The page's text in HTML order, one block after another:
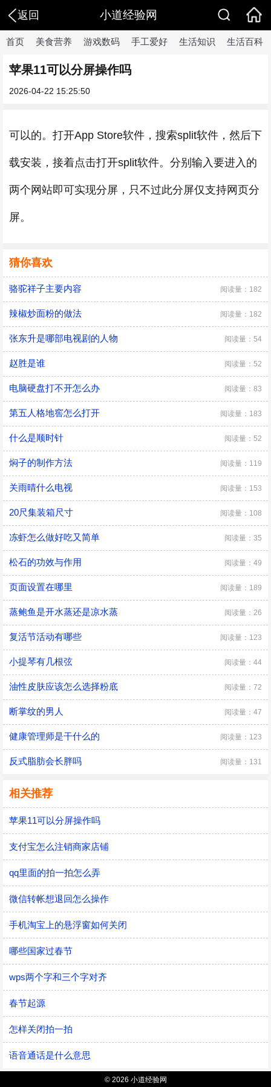
返回 小道经验网
首页 美食营养 游戏数码 手工爱好 生活知识 生活百科
苹果11可以分屏操作吗
2026-04-22 15:25:50
可以的。打开App Store软件，搜索split软件，然后下
载安装，接着点击打开split软件。分别输入要进入的
两个网站即可实现分屏，只不过此分屏仅支持网页分
屏。
猜你喜欢
骆驼祥子主要内容 阅读量：182
辣椒炒面粉的做法 阅读量：182
张东升是哪部电视剧的人物 阅读量：54
赵胜是谁 阅读量：52
电脑硬盘打不开怎么办 阅读量：83
第五人格地窖怎么打开 阅读量：183
什么是顺时针 阅读量：52
焖子的制作方法 阅读量：119
关雨晴什么电视 阅读量：153
20尺集装箱尺寸 阅读量：108
冻虾怎么做好吃又简单 阅读量：35
松石的功效与作用 阅读量：49
页面设置在哪里 阅读量：189
蒸鲍鱼是开水蒸还是凉水蒸 阅读量：26
复活节活动有哪些 阅读量：123
小提琴有几根弦 阅读量：44
油性皮肤应该怎么选择粉底 阅读量：72
断掌纹的男人 阅读量：47
健康管理师是干什么的 阅读量：123
反式脂肪会长胖吗 阅读量：131
相关推荐
苹果11可以分屏操作吗
支付宝怎么注销商家店铺
qq里面的拍一拍怎么弄
微信转帐想退回怎么操作
手机淘宝上的悬浮窗如何关闭
哪些国家过春节
wps两个字和三个字对齐
春节起源
怎样关闭拍一拍
语音通话是什么意思
© 2026 小道经验网